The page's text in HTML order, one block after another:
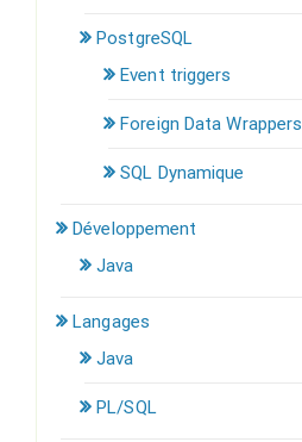
PostgreSQL
Event triggers
Foreign Data Wrappers
SQL Dynamique
Développement
Java
Langages
Java
PL/SQL